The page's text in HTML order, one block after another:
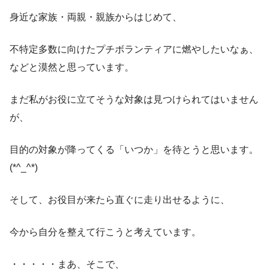
身近な家族・両親・親族からはじめて、
不特定多数に向けたプチボランティアに燃やしたいなぁ、
などと漠然と思っています。
まだ私がお役に立てそうな対象は見つけられてはいません
が、
目的の対象が降ってくる「いつか」を待とうと思います。
(*^_^*)
そして、お役目が来たら直ぐに走り出せるように、
今から自分を整えて行こうと考えています。
・・・・・まあ、そこで、